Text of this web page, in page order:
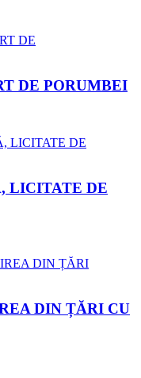
DE PORUMBEI
LICITATE DE
DIN ȚĂRI CU